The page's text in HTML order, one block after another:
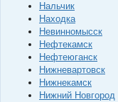
Нальчик
Находка
Невинномысск
Нефтекамск
Нефтеюганск
Нижневартовск
Нижнекамск
Нижний Новгород